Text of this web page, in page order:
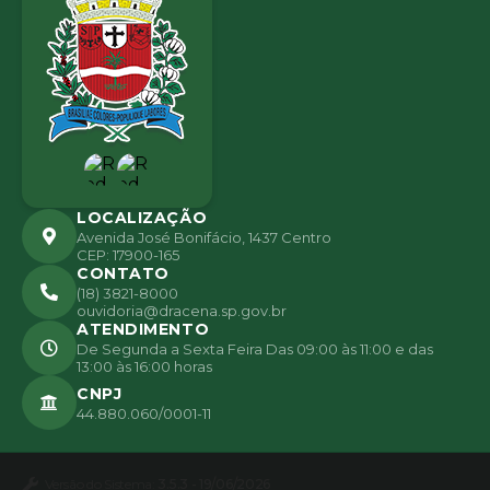
nda
Mart
ins
LOCALIZAÇÃO
Avenida José Bonifácio, 1437 Centro
CEP: 17900-165
CONTATO
(18) 3821-8000
ouvidoria@dracena.sp.gov.br
ATENDIMENTO
De Segunda a Sexta Feira Das 09:00 às 11:00 e das
13:00 às 16:00 horas
CNPJ
44.880.060/0001-11